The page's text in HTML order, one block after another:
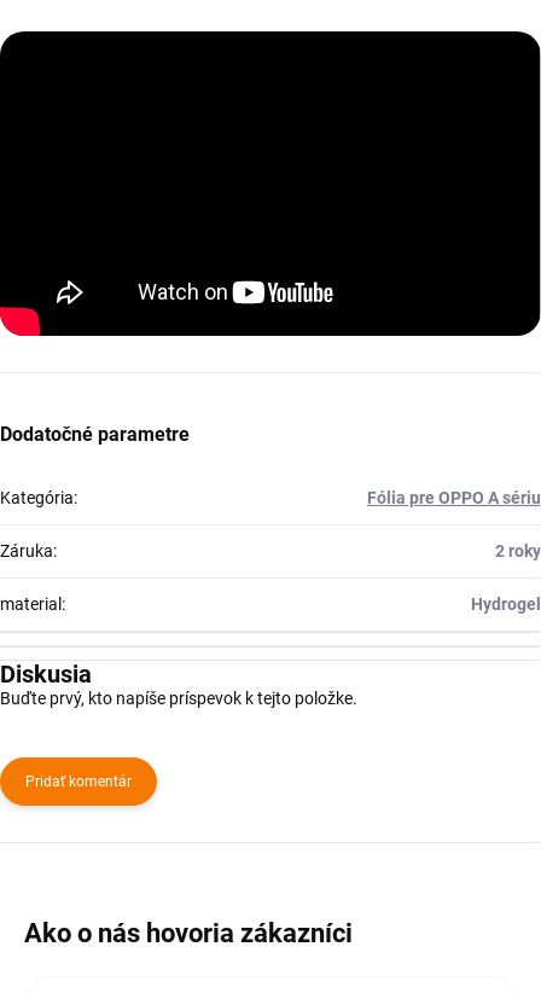
Dodatočné parametre
Kategória: Fólia pre OPPO A sériu
Záruka: 2 roky
material: Hydrogel
Diskusia
Buďte prvý, kto napíše príspevok k tejto položke.
Pridať komentár